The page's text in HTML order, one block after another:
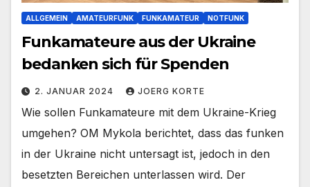
ALLGEMEIN AMATEURFUNK FUNKAMATEUR NOTFUNK
Funkamateure aus der Ukraine
bedanken sich für Spenden
2. JANUAR 2024 JOERG KORTE
Wie sollen Funkamateure mit dem Ukraine-Krieg
umgehen? OM Mykola berichtet, dass das funken
in der Ukraine nicht untersagt ist, jedoch in den
besetzten Bereichen unterlassen wird. Der